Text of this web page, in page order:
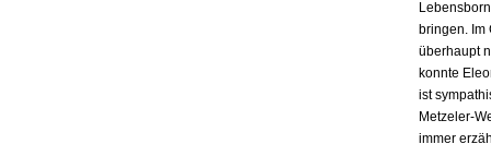
bringen. Im
überhaupt
konnte
ist
Metzeler-
immer